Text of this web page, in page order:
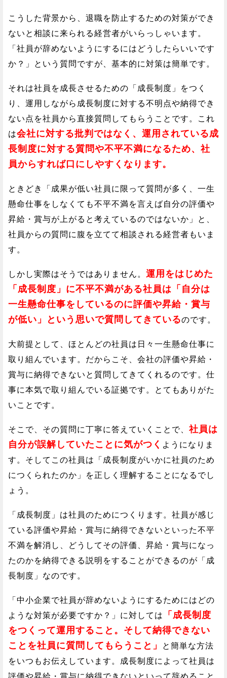
こうした背景から、退職を防止するための対策ができ
ないと相談に来られる経営者がいらっしゃいます。
「社員が辞めないようにするにはどうしたらいいです
か？」という質問ですが、基本的に対策は簡単です。
それは社員を成長させるための「成長制度」をつく
り、運用しながら成長制度に対する不明点や納得でき
ない点を社員から直接質問してもらうことです。これ
は会社に対する批判ではなく、運用されている成
長制度に対する質問や不平不満になるため、社
員からすれば口にしやすくなります。
ときどき「成果が低い社員に限って質問が多く、一生
懸命仕事をしなくても不平不満を言えば自分の評価や
昇給・賞与が上がると考えているのではないか」と、
社員からの質問に腹を立てて相談される経営者もいま
す。
しかし実際はそうではありません。 運用をはじめた
「成長制度」に不平不満がある社員は「自分は
一生懸命仕事をしているのに評価や昇給・賞与
が低い」という思いで質問してきているのです。
大前提として、ほとんどの社員は日々一生懸命仕事に
取り組んでいます。だからこそ、会社の評価や昇給・
賞与に納得できないと質問してきてくれるのです。仕
事に本気で取り組んでいる証拠です。とてもありがた
いことです。
そこで、その質問に丁寧に答えていくことで、 社員は
自分が誤解していたことに気がつく ようになりま
す。そしてこの社員は「成長制度がいかに社員のため
につくられたのか」を正しく理解することになるでし
ょう。
「成長制度」は社員のためにつくります。社員が感じ
ている評価や昇給・賞与に納得できないといった不平
不満を解消し、どうしてその評価、昇給・賞与になっ
たのかを納得できる説明をすることができるのが「成
長制度」なのです。
「中小企業で社員が辞めないようにするためにはどの
ような対策が必要ですか？」に対しては
「成長制度
をつくって運用すること。そして納得できない
ことを社員に質問してもらうこと」
と簡単な方法
をいつもお伝えしています。成長制度によって社員は
評価や昇給・賞与に納得できないといって辞めること